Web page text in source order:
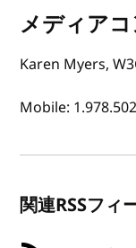
メディア
Karen Myers,
Mobile:
関連RSSフィ